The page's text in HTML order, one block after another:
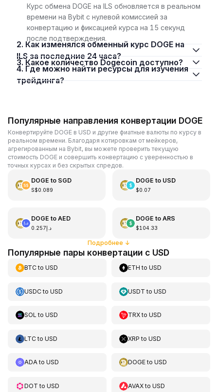
Курс обмена DOGE на ILS обновляется в реальном
времени на Bybit с нулевой комиссией за
конвертацию и фиксацией курса на 15 секунд
после подтверждения.
2. Как изменялся обменный курс DOGE на
ILS за последние 24 часа?
3. Какое количество Dogecoin доступно?
4. Где можно найти ресурсы для изучения
трейдинга?
Популярные направления конвертации DOGE
Конвертируйте DOGE в USD и другие фиатные валюты по курсу в
реальном времени. Благодаря котировкам от мейкеров,
агрегированным на Bybit, вы можете проверить текущую
стоимость DOGE и совершить конвертацию с уверенностью в
точных курсах и без скрытых спредов.
DOGE to SGD
S$0.089
DOGE to USD
$0.07
DOGE to AED
د.إ0.257
DOGE to ARS
$104.33
Подробнее ↓
Популярные пары конвертации с USD
BTCto USD ETH toUSD
USDCto USD USDT toUSD
SOL to USD TRXtoUSD
LTCto USD XRP toUSD
ADAto USD DOGEtoUSD
DOT to USD AVAXtoUSD